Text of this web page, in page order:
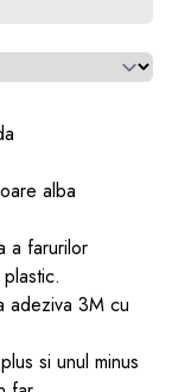
alba
a farurilor
adeziva 3M cu
si unul minus